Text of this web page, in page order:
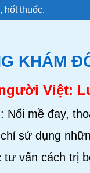
hốt thuốc.
KHÁM
Việt:
Nổi mề đay,
sử dụng
tư vấn cách trị